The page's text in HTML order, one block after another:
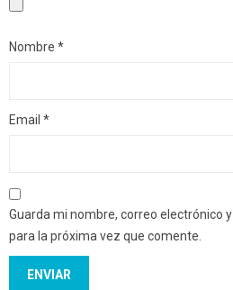
Nombre *
Email *
Guarda mi nombre, correo electrónico
para la próxima vez que comente.